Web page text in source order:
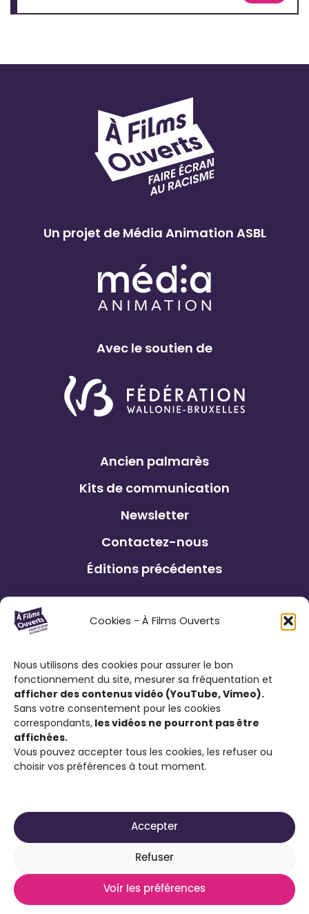
Cookies - À Films Ouverts
Nous utilisons des cookies pour assurer le bon
fonctionnement du site, mesurer sa fréquentation et
afficher des contenus vidéo (YouTube, Vimeo).
Sans votre consentement pour les cookies
correspondants, les vidéos ne pourront pas être
affichées.
Vous pouvez accepter tous les cookies, les refuser ou
choisir vos préférences à tout moment.
Accepter
Refuser
Voir les préférences
Un projet de Média Animation ASBL
Avec le soutien de
Ancien palmarès
Kits de communication
Newsletter
Contactez-nous
Éditions précédentes
Le Festival À Films Ouverts et ses
partenaires associatifs proposent à son
Courts Métrages antiraciste favorisant
l’expression citoyenne ; de visionner des
films engagés contre le racisme et d’ouvrir
la discussion sur cette thématique.
2025-2026 Site réalisé parMédia Animation ASBL
pour son projet À Films Ouverts